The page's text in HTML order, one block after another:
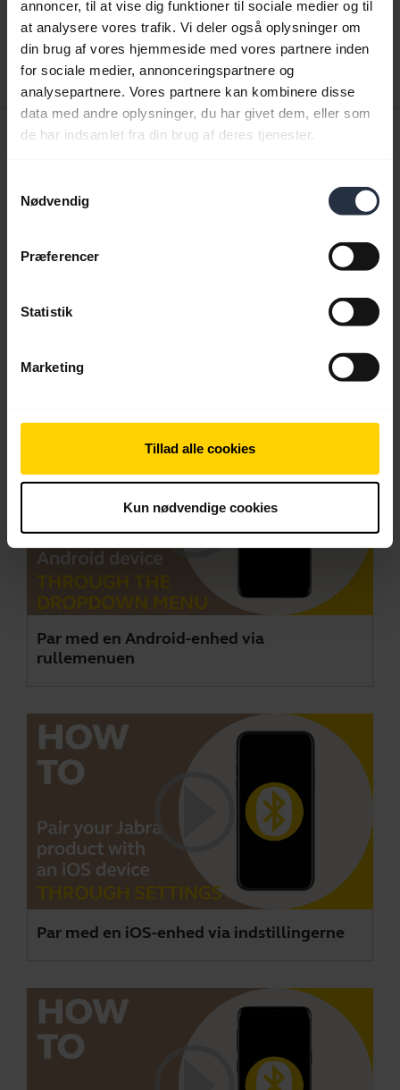
annoncer, til at vise dig funktioner til sociale medier og til
at analysere vores trafik. Vi deler også oplysninger om
din brug af vores hjemmeside med vores partnere inden
for sociale medier, annonceringspartnere og
analysepartnere. Vores partnere kan kombinere disse
data med andre oplysninger, du har givet dem, eller som
de har indsamlet fra din brug af deres tjenester.
Nødvendig
Præferencer
Statistik
Marketing
Tillad alle cookies
Kun nødvendige cookies
Dansk expand_more
Download
2.88 MB - pdf
Quick start-vejledning
Par med en Android-enhed via
rullemenuen
Par med en iOS-enhed via indstillingerne